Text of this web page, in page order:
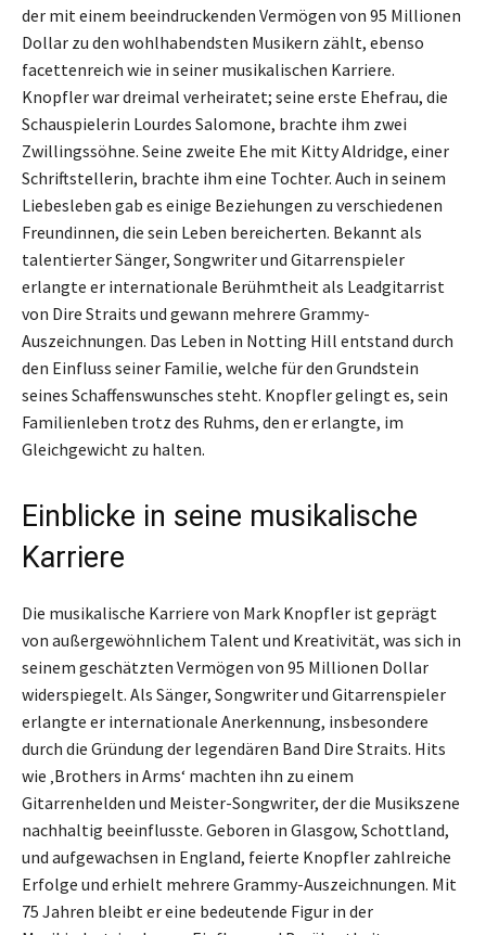
der mit einem beeindruckenden Vermögen von 95 Millionen
Dollar zu den wohlhabendsten Musikern zählt, ebenso
facettenreich wie in seiner musikalischen Karriere.
Knopfler war dreimal verheiratet; seine erste Ehefrau, die
Schauspielerin Lourdes Salomone, brachte ihm zwei
Zwillingssöhne. Seine zweite Ehe mit Kitty Aldridge, einer
Schriftstellerin, brachte ihm eine Tochter. Auch in seinem
Liebesleben gab es einige Beziehungen zu verschiedenen
Freundinnen, die sein Leben bereicherten. Bekannt als
talentierter Sänger, Songwriter und Gitarrenspieler
erlangte er internationale Berühmtheit als Leadgitarrist
von Dire Straits und gewann mehrere Grammy-
Auszeichnungen. Das Leben in Notting Hill entstand durch
den Einfluss seiner Familie, welche für den Grundstein
seines Schaffenswunsches steht. Knopfler gelingt es, sein
Familienleben trotz des Ruhms, den er erlangte, im
Gleichgewicht zu halten.
Einblicke in seine musikalische
Karriere
Die musikalische Karriere von Mark Knopfler ist geprägt
von außergewöhnlichem Talent und Kreativität, was sich in
seinem geschätzten Vermögen von 95 Millionen Dollar
widerspiegelt. Als Sänger, Songwriter und Gitarrenspieler
erlangte er internationale Anerkennung, insbesondere
durch die Gründung der legendären Band Dire Straits. Hits
wie ‚Brothers in Arms‘ machten ihn zu einem
Gitarrenhelden und Meister-Songwriter, der die Musikszene
nachhaltig beeinflusste. Geboren in Glasgow, Schottland,
und aufgewachsen in England, feierte Knopfler zahlreiche
Erfolge und erhielt mehrere Grammy-Auszeichnungen. Mit
75 Jahren bleibt er eine bedeutende Figur in der